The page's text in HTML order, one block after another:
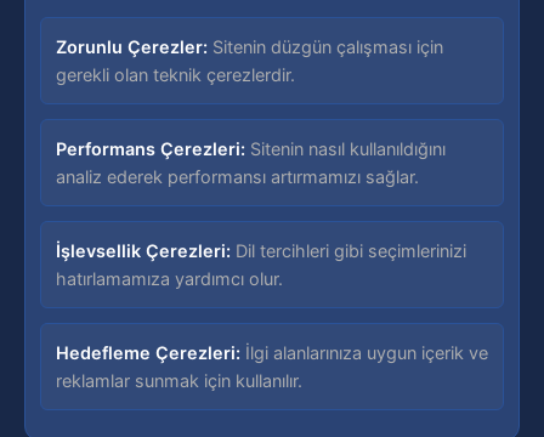
Zorunlu Çerezler: Sitenin düzgün çalışması için
gerekli olan teknik çerezlerdir.
Performans Çerezleri: Sitenin nasıl kullanıldığını
analiz ederek performansı artırmamızı sağlar.
İşlevsellik Çerezleri: Dil tercihleri gibi seçimlerinizi
hatırlamamıza yardımcı olur.
Hedefleme Çerezleri: İlgi alanlarınıza uygun içerik ve
reklamlar sunmak için kullanılır.